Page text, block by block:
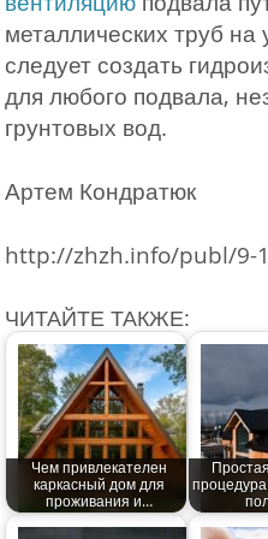
металлических труб
следует создать
для любого подвала,
грунтовых вод.
Артем Кондратюк
http://zhzh.info/publ/9-
ЧИТАЙТЕ ТАКЖЕ:
Чем привлекателен
каркасный дом для
проживания и…